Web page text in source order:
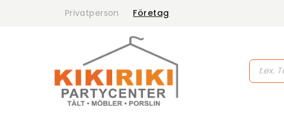
Privatperson Företag
Products
search